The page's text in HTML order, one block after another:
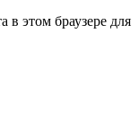
в этом браузере для